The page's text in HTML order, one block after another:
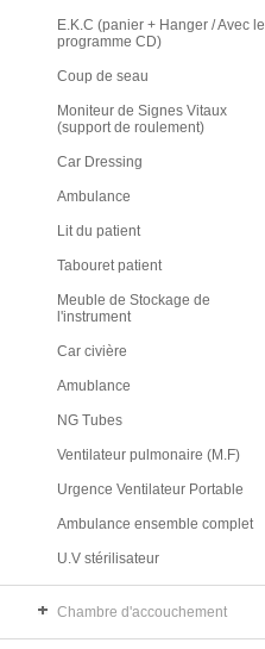
E.K.C (panier + Hanger / Avec le
programme CD)
Coup de seau
Moniteur de Signes Vitaux
(support de roulement)
Car Dressing
Ambulance
Lit du patient
Tabouret patient
Meuble de Stockage de
l'instrument
Car civière
Amublance
NG Tubes
Ventilateur pulmonaire (M.F)
Urgence Ventilateur Portable
Ambulance ensemble complet
U.V stérilisateur
Chambre d'accouchement